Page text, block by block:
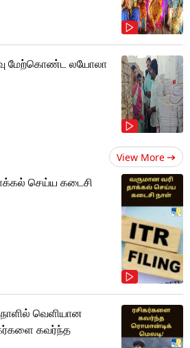
மேற்கொண்ட லயோலா
View More
செய்ய கடைசி
வெளியான
கவர்ந்த